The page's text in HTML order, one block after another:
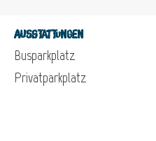
Ausstattungen
Busparkplatz
Privatparkplatz